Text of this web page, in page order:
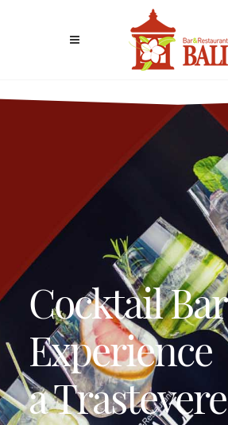
Cocktail Bar
Experience
a Trastevere